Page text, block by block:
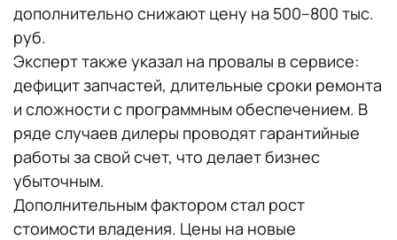
дополнительно снижают цену на 500–800 тыс.
руб.
Эксперт также указал на провалы в сервисе:
дефицит запчастей, длительные сроки ремонта
и сложности с программным обеспечением. В
ряде случаев дилеры проводят гарантийные
работы за свой счет, что делает бизнес
убыточным.
Дополнительным фактором стал рост
стоимости владения. Цены на новые